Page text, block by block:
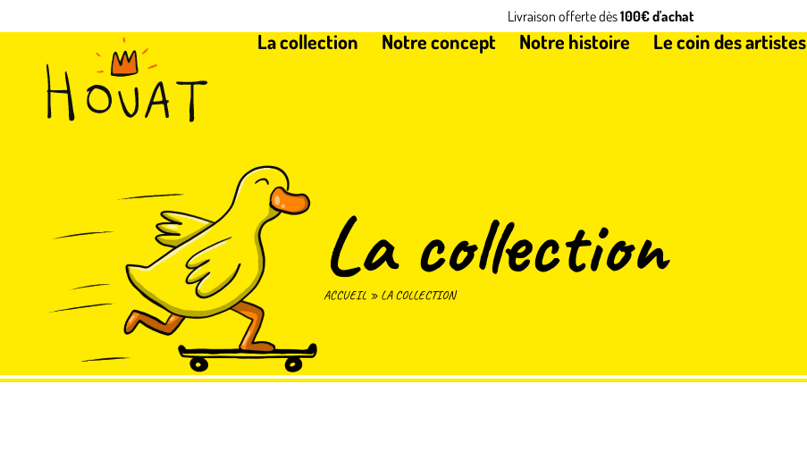
Livraison offerte dès100€ d'achat
La collection Notre concept Notre histoire Le coin des artistes
La collection
ACCUEIL » LA COLLECTION